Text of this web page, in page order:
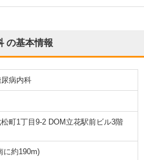
の基本情報
病内科
町1丁目9-2 DOM立花駅前ビル3階
に約190m)